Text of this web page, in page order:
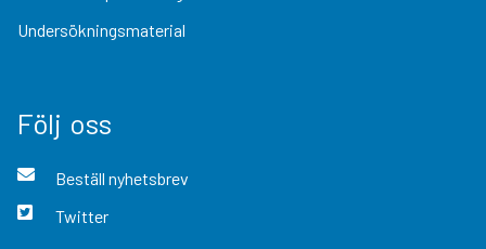
Undersökningsmaterial
Följ oss
Beställ nyhetsbrev
Twitter